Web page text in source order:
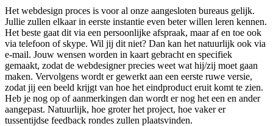
Het webdesign proces is voor al onze aangesloten bureaus gelijk.
Jullie zullen elkaar in eerste instantie even beter willen leren kennen.
Het beste gaat dit via een persoonlijke afspraak, maar af en toe ook
via telefoon of skype. Wil jij dit niet? Dan kan het natuurlijk ook via
e-mail. Jouw wensen worden in kaart gebracht en specifiek
gemaakt, zodat de webdesigner precies weet wat hij/zij moet gaan
maken. Vervolgens wordt er gewerkt aan een eerste ruwe versie,
zodat jij een beeld krijgt van hoe het eindproduct eruit komt te zien.
Heb je nog op of aanmerkingen dan wordt er nog het een en ander
aangepast. Natuurlijk, hoe groter het project, hoe vaker er
tussentijdse feedback rondes zullen plaatsvinden.